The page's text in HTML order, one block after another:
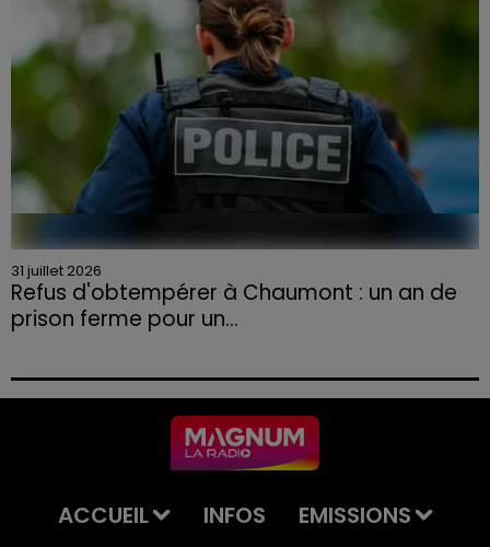
31 juillet 2026
Refus d'obtempérer à Chaumont : un an de
prison ferme pour un...
permis et la confiscation de son véhicule.
ACCUEIL INFOS EMISSIONS